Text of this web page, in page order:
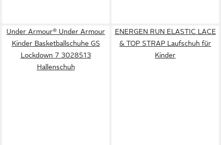
Under Armour® Under Armour
Kinder Basketballschuhe GS
Lockdown 7 3028513
Hallenschuh
ENERGEN RUN ELASTIC LACE
& TOP STRAP Laufschuh für
Kinder